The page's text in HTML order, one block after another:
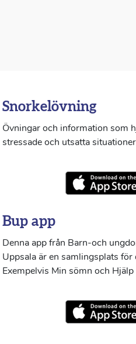
Snorkelövning
Övningar och information som
stressade och utsatta
Bup app
Denna app från Barn-och
Uppsala är en samlingsplats för
Exempelvis Min sömn och